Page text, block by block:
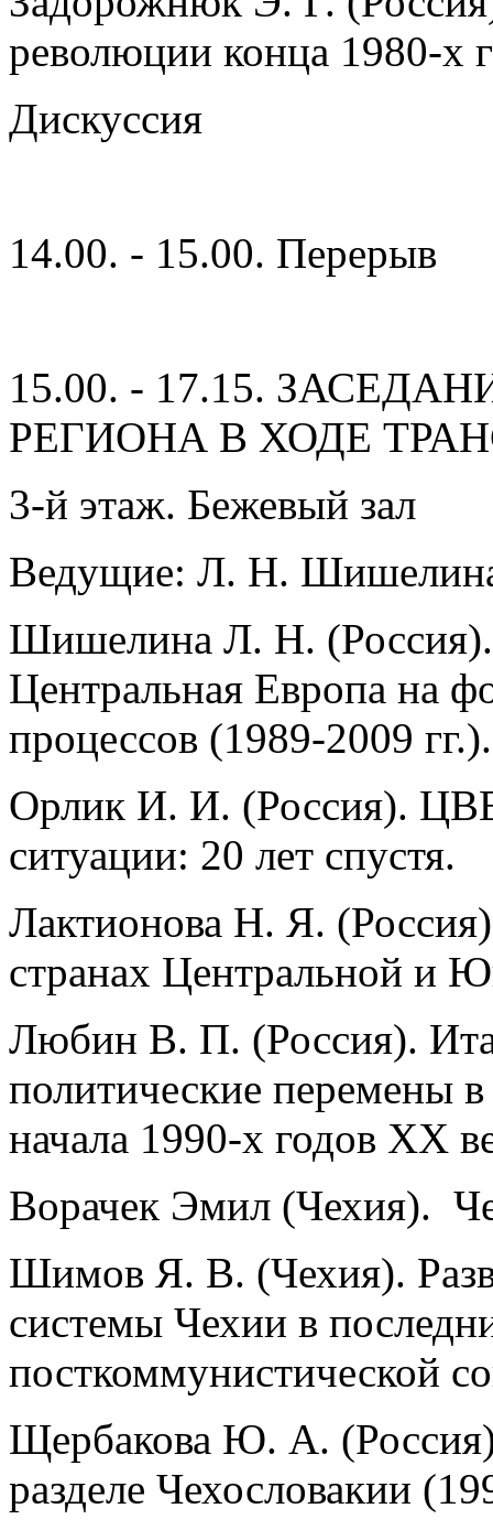
революции конца 1980-х
Дискуссия
14.00. - 15.00. Перерыв
15.00. - 17.15.
РЕГИОНА В ХОДЕ
3-й этаж. Бежевый зал
Ведущие: Л. Н.
Шишелина Л. Н. (Россия).
Центральная Европа на
процессов (1989-2009 гг.).
Орлик И. И. (Россия).
ситуации: 20 лет спустя.
Лактионова Н. Я.
странах Центральной и
Любин В. П. (Россия).
политические перемены
начала 1990-х годов ХХ
Ворачек Эмил (Чехия).
Шимов Я. В. (Чехия).
системы Чехии в
посткоммунистической
Щербакова Ю. А.
разделе Чехословакии